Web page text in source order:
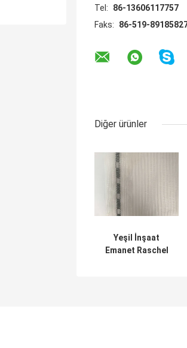
Tel:
86-13606117757
Faks:
86-519-
Diğer ürünler
Yeşil İnşaat
Emanet Raschel